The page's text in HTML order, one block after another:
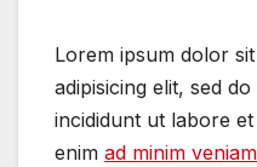
Lorem ipsum dolor
adipisicing elit, sed
incididunt ut labore
enim ad minim veniam